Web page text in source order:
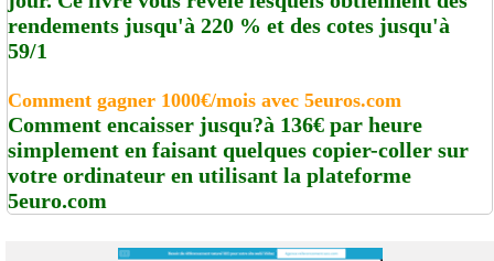
rendements jusqu'à 220 % et des cotes jusqu'à
59/1
Comment gagner 1000€/mois avec 5euros.com
Comment encaisser jusqu?à 136€ par heure
simplement en faisant quelques copier-coller sur
votre ordinateur en utilisant la plateforme
5euro.com